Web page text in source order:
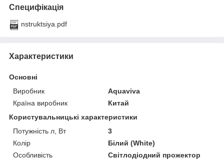
Специфікація
nstruktsiya.pdf
Характеристики
Основні
Виробник
Aquaviva
Країна виробник
Китай
Користувальницькі характеристики
Потужність л, Вт
3
Колір
Білий (White)
Особливість
Світлодіодний прожектор